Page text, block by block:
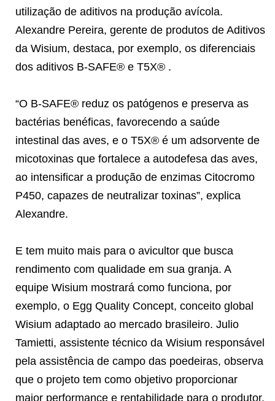
utilização de aditivos na produção avícola.
Alexandre Pereira, gerente de produtos de Aditivos
da Wisium, destaca, por exemplo, os diferenciais
dos aditivos B-SAFE® e T5X® .
“O B-SAFE® reduz os patógenos e preserva as
bactérias benéficas, favorecendo a saúde
intestinal das aves, e o T5X® é um adsorvente de
micotoxinas que fortalece a autodefesa das aves,
ao intensificar a produção de enzimas Citocromo
P450, capazes de neutralizar toxinas”, explica
Alexandre.
E tem muito mais para o avicultor que busca
rendimento com qualidade em sua granja. A
equipe Wisium mostrará como funciona, por
exemplo, o Egg Quality Concept, conceito global
Wisium adaptado ao mercado brasileiro. Julio
Tamietti, assistente técnico da Wisium responsável
pela assistência de campo das poedeiras, observa
que o projeto tem como objetivo proporcionar
maior performance e rentabilidade para o produtor.